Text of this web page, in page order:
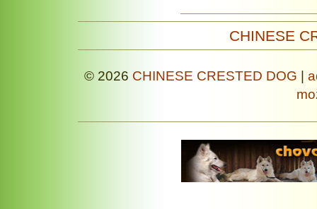
CHINESE
© 2026 CHINESE CRESTED DOG